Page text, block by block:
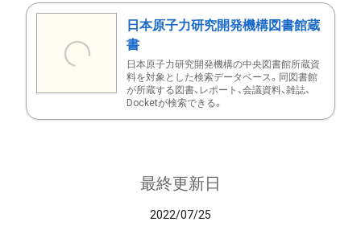
日本原子力研究開発機構図書館蔵
書
日本原子力研究開発機構の中央図書館所蔵資
料を対象とした検索データベース。同図書館
が所蔵する図書、レポート、会議資料、雑誌、
Docketが検索できる。
最終更新日
2022/07/25